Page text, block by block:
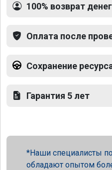
100% возврат денег
Оплата после
Сохранение
Гарантия 5 лет
Наши специалисты
обладают опытом